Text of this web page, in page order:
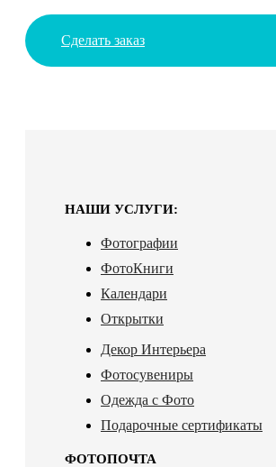
Сделать заказ
НАШИ УСЛУГИ:
Фотографии
ФотоКниги
Календари
Открытки
Декор Интерьера
Фотосувениры
Одежда с Фото
Подарочные сертификаты
ФОТОПОЧТА